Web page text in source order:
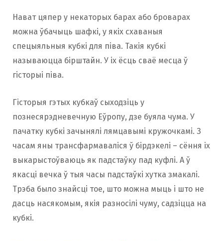
Нават цяпер у некаторых барах або броварах
можна ўбачыць шафкі, у якіх схаваныя
спецыяльныя кубкі для піва. Такія кубкі
называюцца бірштайн. У іх ёсць сваё месца ў
гісторыі піва.
Гісторыя гэтых кубкаў сыходзіць у
познесярэдневечную Еўропу, дзе буяла чума. У
пачатку кубкі зачынялі лямцавымі кружочкамі. З
часам яны трансфармаваліся ў бірдэкелі – сёння іх
выкарыстоўваюць як падстаўку пад куфлі. А ў
якасці вечка ў тыя часы падстаўкі хутка змакалі.
Трэба было знайсці тое, што можна мыць і што не
дасць насякомым, якія разносілі чуму, садзіцца на
кубкі.